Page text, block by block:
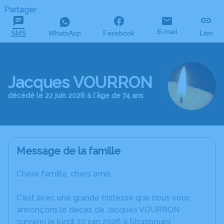
Partager
SMS WhatsApp Facebook E-mail Lien
Jacques VOURRON
décédé le 22 juin 2026 à l'âge de 74 ans
Message de la famille
Chère famille, chers amis,
C’est avec une grande tristesse que nous vous
annonçons le décès de Jacques VOURRON
survenu le lundi 22 juin 2026 à Strasbourg.